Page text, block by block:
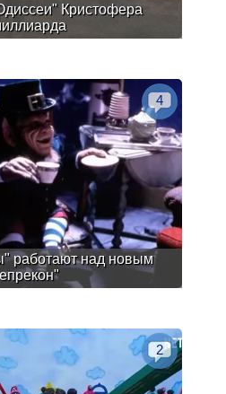
Кристофера
работают над новым
4
2